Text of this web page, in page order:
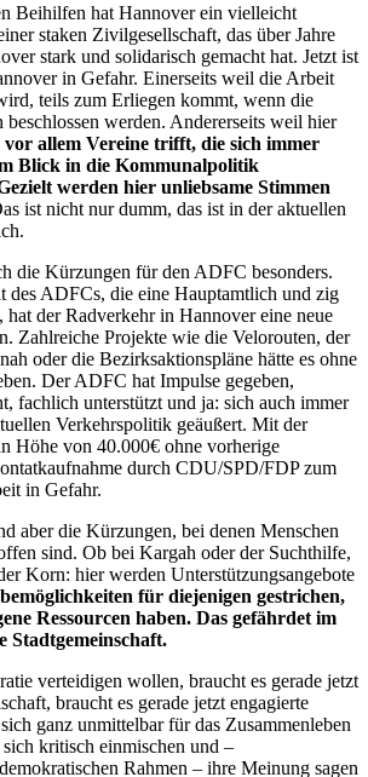
Beihilfen hat Hannover ein vielleicht
staken Zivilgesellschaft, das über Jahre
stark und solidarisch gemacht hat. Jetzt ist
in Gefahr. Einerseits weil die Arbeit
teils zum Erliegen kommt, wenn die
werden. Andererseits weil hier
vor allem Vereine trifft, die sich immer
Blick in die Kommunalpolitik
werden hier unliebsame Stimmen
ist nicht nur dumm, das ist in der aktuellen
die Kürzungen für den ADFC besonders.
des ADFCs, die eine Hauptamtlich und zig
hat der Radverkehr in Hannover eine neue
Zahlreiche Projekte wie die Velorouten, der
oder die Bezirksaktionspläne hätte es ohne
Der ADFC hat Impulse gegeben,
fachlich unterstützt und ja: sich auch immer
Verkehrspolitik geäußert. Mit der
Höhe von 40.000€ ohne vorherige
durch CDU/SPD/FDP zum
in Gefahr.
aber die Kürzungen, bei denen Menschen
sind. Ob bei Kargah oder der Suchthilfe,
Korn: hier werden Unterstützungsangebote
für diejenigen gestrichen,
Ressourcen haben. Das gefährdet im
Stadtgemeinschaft.
verteidigen wollen, braucht es gerade jetzt
braucht es gerade jetzt engagierte
ganz unmittelbar für das Zusammenleben
kritisch einmischen und –
Rahmen – ihre Meinung sagen